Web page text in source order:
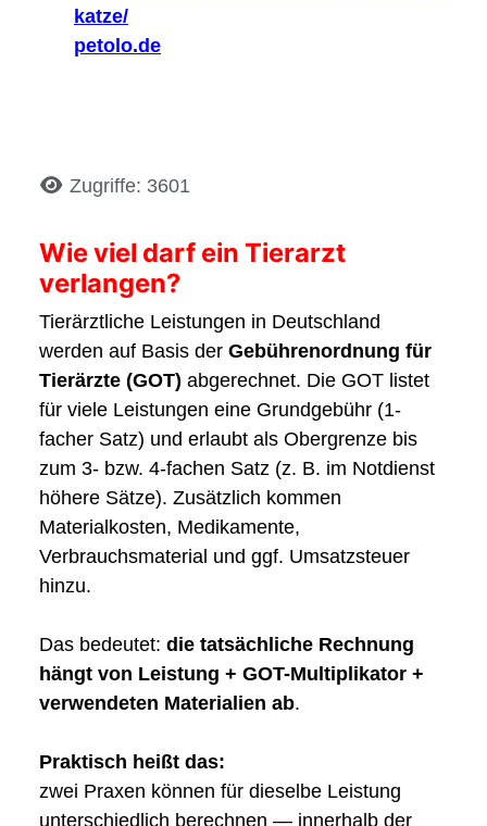
katze/
petolo.de
DetailsZugriffe: 3601
Wie viel darf ein Tierarzt
verlangen?
Tierärztliche Leistungen in Deutschland
werden auf Basis der Gebührenordnung für
Tierärzte (GOT) abgerechnet. Die GOT listet
für viele Leistungen eine Grundgebühr (1-
facher Satz) und erlaubt als Obergrenze bis
zum 3- bzw. 4-fachen Satz (z. B. im Notdienst
höhere Sätze). Zusätzlich kommen
Materialkosten, Medikamente,
Verbrauchsmaterial und ggf. Umsatzsteuer
hinzu.
Das bedeutet: die tatsächliche Rechnung
hängt von Leistung + GOT-Multiplikator +
verwendeten Materialien ab.
Praktisch heißt das:
zwei Praxen können für dieselbe Leistung
unterschiedlich berechnen — innerhalb der